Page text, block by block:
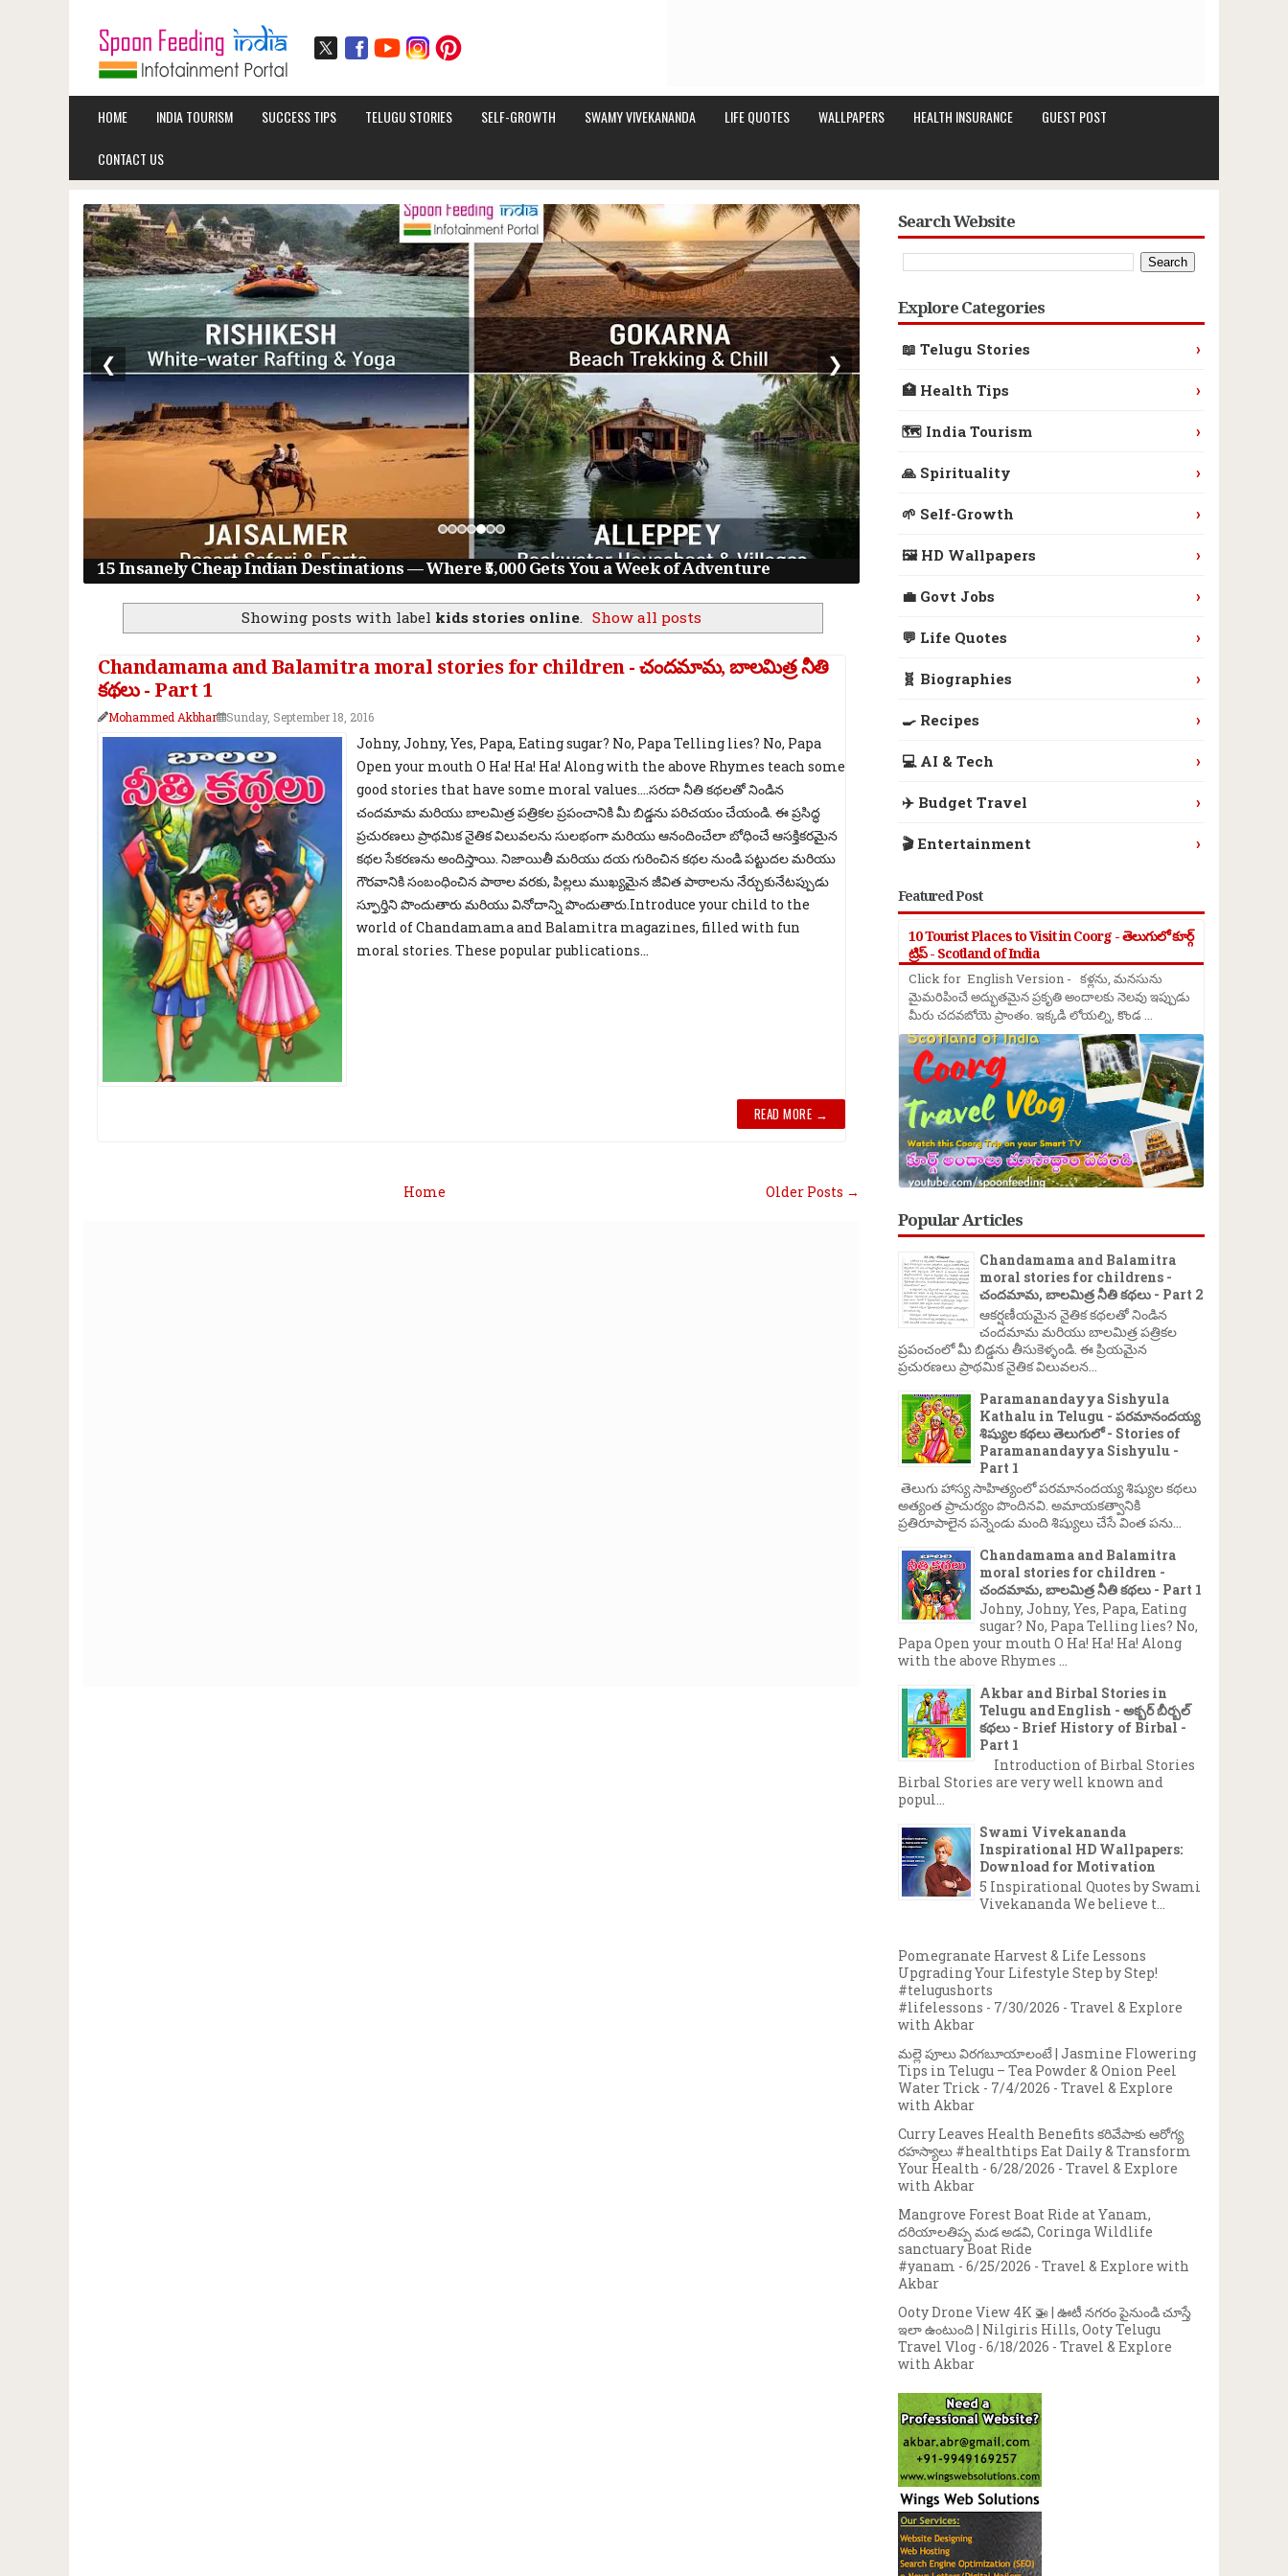
HOME INDIA TOURISM SUCCESS TIPS TELUGU STORIES SELF-GROWTH SWAMY VIVEKANANDA LIFE QUOTES WALLPAPERS HEALTH INSURANCE GUEST POST
CONTACT US
15 Insanely Cheap Indian Destinations — Where ₹5,000 Gets You a Week of Adventure
❮ ❯
Showing posts with label kids stories online. Show all posts
Chandamama and Balamitra moral stories for children - చందమామ, బాలమిత్ర నీతి
కథలు - Part 1
Mohammed Akbhar Sunday, September 18, 2016
Johny, Johny, Yes, Papa, Eating sugar? No, Papa Telling lies? No, Papa
Open your mouth O Ha! Ha! Ha! Along with the above Rhymes teach some
good stories that have some moral values....సరదా నీతి కథలతో నిండిన
చందమామ మరియు బాలమిత్ర పత్రికల ప్రపంచానికి మీ బిడ్డను పరిచయం చేయండి. ఈ ప్రసిద్ధ
ప్రచురణలు ప్రాథమిక నైతిక విలువలను సులభంగా మరియు ఆనందించేలా బోధించే ఆసక్తికరమైన
కథల సేకరణను అందిస్తాయి. నిజాయితీ మరియు దయ గురించిన కథల నుండి పట్టుదల మరియు
గౌరవానికి సంబంధించిన పాఠాల వరకు, పిల్లలు ముఖ్యమైన జీవిత పాఠాలను నేర్చుకునేటప్పుడు
స్ఫూర్తిని పొందుతారు మరియు వినోదాన్ని పొందుతారు.Introduce your child to the
world of Chandamama and Balamitra magazines, filled with fun
moral stories. These popular publications...
READ MORE →
Older Posts →
Home
Search Website
Explore Categories
📖 Telugu Stories ›
🏥 Health Tips ›
🗺️ India Tourism ›
🙏 Spirituality ›
🌱 Self-Growth ›
🖼️ HD Wallpapers ›
💼 Govt Jobs ›
💬 Life Quotes ›
🧬 Biographies ›
🍳 Recipes ›
💻 AI & Tech ›
✈️ Budget Travel ›
🎬 Entertainment ›
Featured Post
10 Tourist Places to Visit in Coorg - తెలుగులో కూర్గ్
ట్రిప్ - Scotland of India
Click for English Version - కళ్లను, మనసును
మైమరిపించే అద్భుతమైన ప్రకృతి అందాలకు నెలవు ఇప్పుడు
మీరు చదవబోయె ప్రాంతం. ఇక్కడి లోయల్ని, కొండ ...
Popular Articles
Chandamama and Balamitra
moral stories for childrens -
చందమామ, బాలమిత్ర నీతి కథలు - Part 2
ఆకర్షణీయమైన నైతిక కథలతో నిండిన
చందమామ మరియు బాలమిత్ర పత్రికల
ప్రపంచంలో మీ బిడ్డను తీసుకెళ్ళండి. ఈ ప్రియమైన
ప్రచురణలు ప్రాథమిక నైతిక విలువలన...
Paramanandayya Sishyula
Kathalu in Telugu - పరమానందయ్య
శిష్యుల కథలు తెలుగులో - Stories of
Paramanandayya Sishyulu -
Part 1
తెలుగు హాస్య సాహిత్యంలో పరమానందయ్య శిష్యుల కథలు
అత్యంత ప్రాచుర్యం పొందినవి. అమాయకత్వానికి
ప్రతిరూపాలైన పన్నెండు మంది శిష్యులు చేసే వింత పను...
Chandamama and Balamitra
moral stories for children -
చందమామ, బాలమిత్ర నీతి కథలు - Part 1
Johny, Johny, Yes, Papa, Eating
sugar? No, Papa Telling lies? No,
Papa Open your mouth O Ha! Ha! Ha! Along
with the above Rhymes ...
Akbar and Birbal Stories in
Telugu and English - అక్బర్ బీర్బల్
కథలు - Brief History of Birbal -
Part 1
Introduction of Birbal Stories
Birbal Stories are very well known and
popul...
Swami Vivekananda
Inspirational HD Wallpapers:
Download for Motivation
5 Inspirational Quotes by Swami
Vivekananda We believe t...
Pomegranate Harvest & Life Lessons
Upgrading Your Lifestyle Step by Step!
#telugushorts
#lifelessons - 7/30/2026 - Travel & Explore
with Akbar
మల్లె పూలు విరగబూయాలంటే | Jasmine Flowering
Tips in Telugu – Tea Powder & Onion Peel
Water Trick - 7/4/2026 - Travel & Explore
with Akbar
Curry Leaves Health Benefits కరివేపాకు ఆరోగ్య
రహస్యాలు #healthtips Eat Daily & Transform
Your Health - 6/28/2026 - Travel & Explore
with Akbar
Mangrove Forest Boat Ride at Yanam,
దరియాలతిప్ప మడ అడవి, Coringa Wildlife
sanctuary Boat Ride
#yanam - 6/25/2026 - Travel & Explore with
Akbar
Ooty Drone View 4K 🚁 | ఊటీ నగరం పైనుండి చూస్తే
ఇలా ఉంటుంది | Nilgiris Hills, Ooty Telugu
Travel Vlog - 6/18/2026 - Travel & Explore
with Akbar